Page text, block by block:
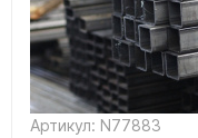
Артикул: N77883